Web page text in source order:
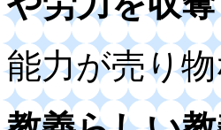
能力が売り